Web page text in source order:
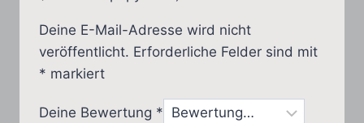
Deine E-Mail-Adresse wird nicht
veröffentlicht. Erforderliche Felder sind mit
* markiert
Deine Bewertung *